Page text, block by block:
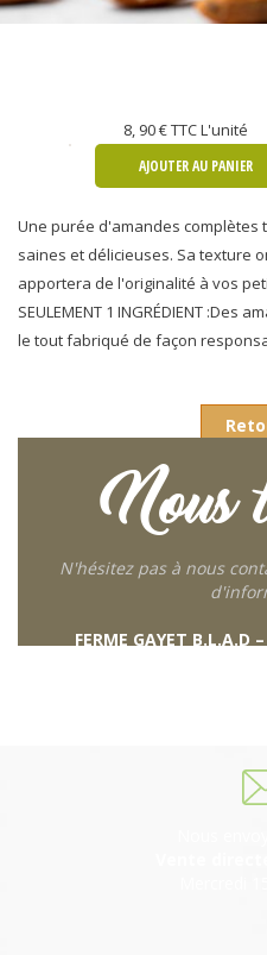
8, 90 €TTC L'unité
AJOUTER AU PANIER
Une purée d'amandes
saines et délicieuses. Sa texture
apportera de l'originalité à vos
SEULEMENT 1 INGRÉDIENT :Des
le tout fabriqué de façon
Nous
N'hésitez pas à nous
FERME GAYET